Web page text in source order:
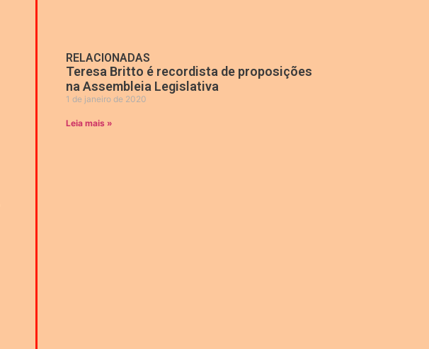
RELACIONADAS
Teresa Britto é recordista de proposições
na Assembleia Legislativa
1 de janeiro de 2020
Leia mais »